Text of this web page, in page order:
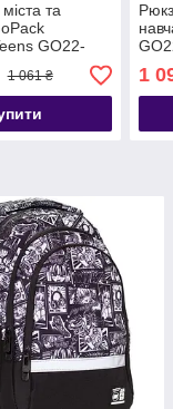
та
GO22-
1 061 ₴ 1